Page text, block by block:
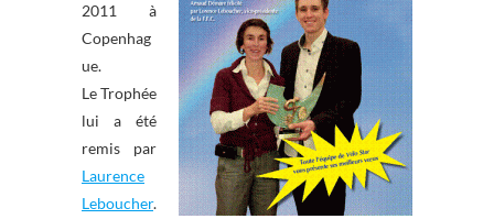
2011 à
Copenhag
ue.
Le Trophée
lui a été
remis par
Laurence
Leboucher.